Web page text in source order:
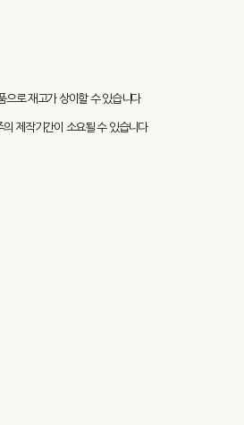
으로 재고가 상이할 수 있습니다
제작기간이 소요될 수 있습니다